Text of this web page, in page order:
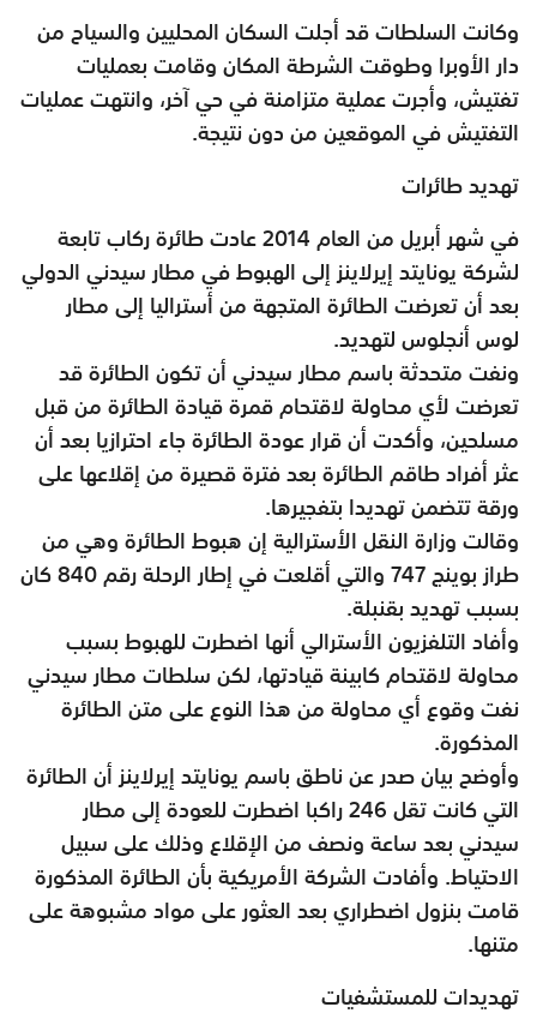
وكانت السلطات قد أجلت السكان المحليين والسياح من
دار الأوبرا وطوقت الشرطة المكان وقامت بعمليات
تفتيش، وأجرت عملية متزامنة في حي آخر، وانتهت عمليات
التفتيش في الموقعين من دون نتيجة.
تهديد طائرات
في شهر أبريل من العام 2014 عادت طائرة ركاب تابعة
لشركة يونايتد إيرلاينز إلى الهبوط في مطار سيدني الدولي
بعد أن تعرضت الطائرة المتجهة من أستراليا إلى مطار
لوس أنجلوس لتهديد.
ونفت متحدثة باسم مطار سيدني أن تكون الطائرة قد
تعرضت لأي محاولة لاقتحام قمرة قيادة الطائرة من قبل
مسلحين، وأكدت أن قرار عودة الطائرة جاء احترازيا بعد أن
عثر أفراد طاقم الطائرة بعد فترة قصيرة من إقلاعها على
ورقة تتضمن تهديدا بتفجيرها.
وقالت وزارة النقل الأسترالية إن هبوط الطائرة وهي من
طراز بوينج 747 والتي أقلعت في إطار الرحلة رقم 840 كان
بسبب تهديد بقنبلة.
وأفاد التلفزيون الأسترالي أنها اضطرت للهبوط بسبب
محاولة لاقتحام كابينة قيادتها، لكن سلطات مطار سيدني
نفت وقوع أي محاولة من هذا النوع على متن الطائرة
المذكورة.
وأوضح بيان صدر عن ناطق باسم يونايتد إيرلاينز أن الطائرة
التي كانت تقل 246 راكبا اضطرت للعودة إلى مطار
سيدني بعد ساعة ونصف من الإقلاع وذلك على سبيل
الاحتياط. وأفادت الشركة الأمريكية بأن الطائرة المذكورة
قامت بنزول اضطراري بعد العثور على مواد مشبوهة على
متنها.
تهديدات للمستشفيات